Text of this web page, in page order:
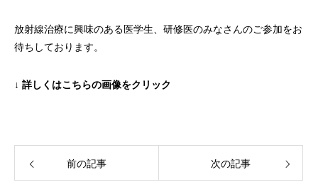
放射線治療に興味のある医学生、研修医のみなさんのご参加をお
待ちしております。
↓ 詳しくはこちらの画像をクリック
前の記事 次の記事